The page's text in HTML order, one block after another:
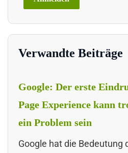
Verwandte Beiträge
Google: Der erste
Page Experience kann
ein Problem sein
Google hat die Bedeutung